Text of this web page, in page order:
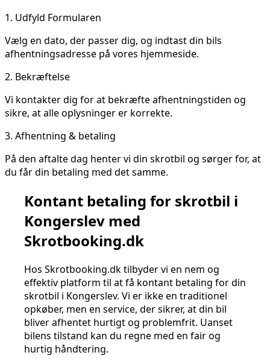
1. Udfyld Formularen
Vælg en dato, der passer dig, og indtast din bils
afhentningsadresse på vores hjemmeside.
2. Bekræftelse
Vi kontakter dig for at bekræfte afhentningstiden og
sikre, at alle oplysninger er korrekte.
3. Afhentning & betaling
På den aftalte dag henter vi din skrotbil og sørger for, at
du får din betaling med det samme.
Kontant betaling for skrotbil i
Kongerslev med
Skrotbooking.dk
Hos Skrotbooking.dk tilbyder vi en nem og
effektiv platform til at få kontant betaling for din
skrotbil i Kongerslev. Vi er ikke en traditionel
opkøber, men en service, der sikrer, at din bil
bliver afhentet hurtigt og problemfrit. Uanset
bilens tilstand kan du regne med en fair og
hurtig håndtering.